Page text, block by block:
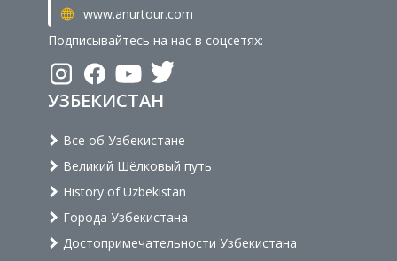
www.anurtour.com
Подписывайтесь на нас в соцсетях:
УЗБЕКИСТАН
Все об Узбекистане
Великий Шёлковый путь
History of Uzbekistan
Города Узбекистана
Достопримечательности Узбекистана